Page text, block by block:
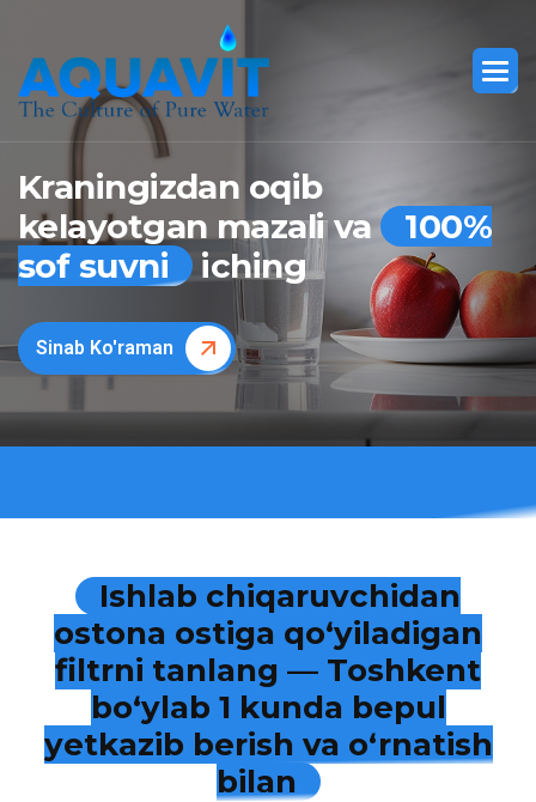
Kraningizdan oqib
kelayotgan mazali va
100%
sof suvni
iching
Sinab Ko'raman
Ishlab chiqaruvchidan
ostona ostiga qo‘yiladigan
filtrni tanlang — Toshkent
bo‘ylab 1 kunda bepul
yetkazib berish va o‘rnatish
bilan